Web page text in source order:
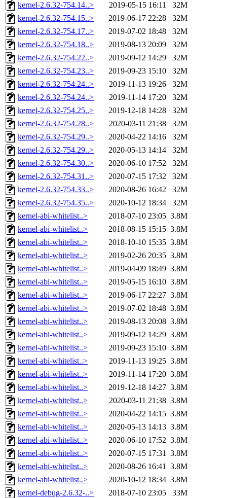
kernel-2.6.32-754.14..>
2019-05-15 16:11
32M
kernel-2.6.32-754.15..>
2019-06-17 22:28
32M
kernel-2.6.32-754.17..>
2019-07-02 18:48
32M
kernel-2.6.32-754.18..>
2019-08-13 20:09
32M
kernel-2.6.32-754.22..>
2019-09-12 14:29
32M
kernel-2.6.32-754.23..>
2019-09-23 15:10
32M
kernel-2.6.32-754.24..>
2019-11-13 19:26
32M
kernel-2.6.32-754.24..>
2019-11-14 17:20
32M
kernel-2.6.32-754.25..>
2019-12-18 14:28
32M
kernel-2.6.32-754.28..>
2020-03-11 21:38
32M
kernel-2.6.32-754.29..>
2020-04-22 14:16
32M
kernel-2.6.32-754.29..>
2020-05-13 14:14
32M
kernel-2.6.32-754.30..>
2020-06-10 17:52
32M
kernel-2.6.32-754.31..>
2020-07-15 17:32
32M
kernel-2.6.32-754.33..>
2020-08-26 16:42
32M
kernel-2.6.32-754.35..>
2020-10-12 18:34
32M
kernel-abi-whitelist..>
2018-07-10 23:05 3.8M
kernel-abi-whitelist..>
2018-08-15 15:15 3.8M
kernel-abi-whitelist..>
2018-10-10 15:35 3.8M
kernel-abi-whitelist..>
2019-02-26 20:35 3.8M
kernel-abi-whitelist..>
2019-04-09 18:49 3.8M
kernel-abi-whitelist..>
2019-05-15 16:10 3.8M
kernel-abi-whitelist..>
2019-06-17 22:27 3.8M
kernel-abi-whitelist..>
2019-07-02 18:48 3.8M
kernel-abi-whitelist..>
2019-08-13 20:08 3.8M
kernel-abi-whitelist..>
2019-09-12 14:29 3.8M
kernel-abi-whitelist..>
2019-09-23 15:10 3.8M
kernel-abi-whitelist..>
2019-11-13 19:25 3.8M
kernel-abi-whitelist..>
2019-11-14 17:20 3.8M
kernel-abi-whitelist..>
2019-12-18 14:27 3.8M
kernel-abi-whitelist..>
2020-03-11 21:38 3.8M
kernel-abi-whitelist..>
2020-04-22 14:15 3.8M
kernel-abi-whitelist..>
2020-05-13 14:13 3.8M
kernel-abi-whitelist..>
2020-06-10 17:52 3.8M
kernel-abi-whitelist..>
2020-07-15 17:31 3.8M
kernel-abi-whitelist..>
2020-08-26 16:41 3.8M
kernel-abi-whitelist..>
2020-10-12 18:34 3.8M
kernel-debug-2.6.32-..>
2018-07-10 23:05
33M